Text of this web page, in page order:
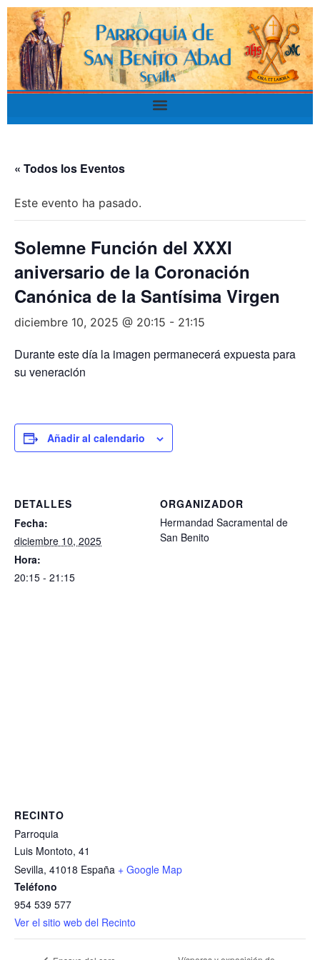
« Todos los Eventos
Este evento ha pasado.
Solemne Función del XXXI
aniversario de la Coronación
Canónica de la Santísima Virgen
diciembre 10, 2025 @ 20:15 - 21:15
Durante este día la imagen permanecerá expuesta para
su veneración
Añadir al calendario
DETALLES
Fecha:
diciembre 10, 2025
Hora:
20:15 - 21:15
ORGANIZADOR
Hermandad Sacramental de
San Benito
RECINTO
Parroquia
Luis Montoto, 41
Sevilla, 41018 España + Google Map
Teléfono
954 539 577
Ver el sitio web del Recinto